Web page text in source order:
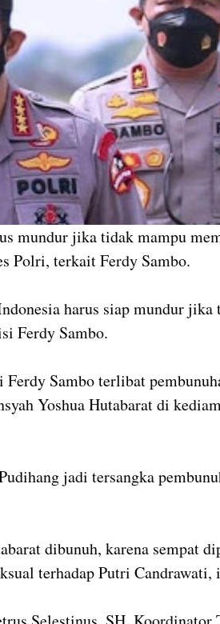
mundur jika tidak mampu
Polri, terkait Ferdy Sambo.
harus siap mundur
Ferdy Sambo.
Sambo terlibat
Yoshua Hutabarat di
jadi tersangka
dibunuh, karena sempat
terhadap Putri